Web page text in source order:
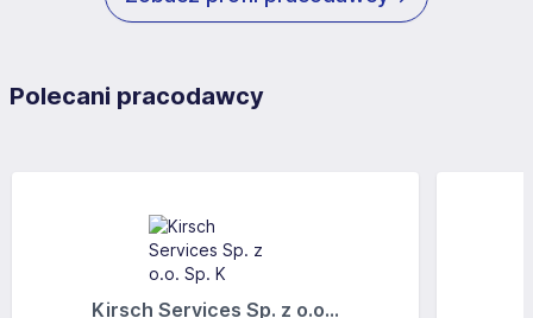
Polecani pracodawcy
Kirsch Services Sp. z o.o...